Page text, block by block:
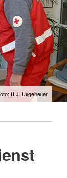
H.J. Ungeheuer